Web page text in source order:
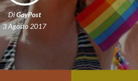
DiGayPost
3 Agosto 2017